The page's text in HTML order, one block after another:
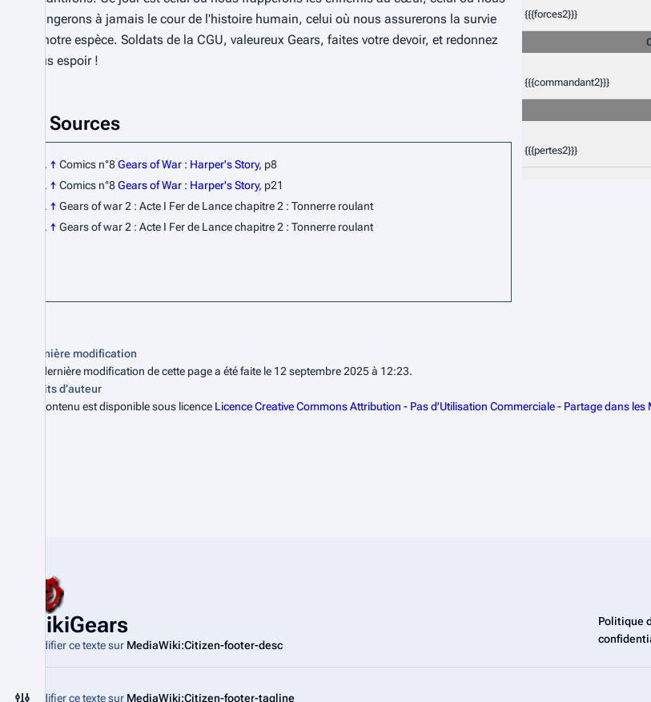
{{{forces2}}}
{{{commandant2}}}
{{{pertes2}}}
changerons à jamais le cour de l'histoire humain, celui où nous assurerons la survie
de notre espèce. Soldats de la CGU, valeureux Gears, faites votre devoir, et redonnez
nous espoir !
Sources
↑ Comics n°8Gears of War : Harper's Story, p8
↑ Comics n°8Gears of War : Harper's Story, p21
↑ Gears of war 2 : Acte I Fer de Lance chapitre 2 : Tonnerre roulant
↑ Gears of war 2 : Acte I Fer de Lance chapitre 2 : Tonnerre roulant
Dernière modification
La dernière modification de cette page a été faite le 12 septembre 2025 à 12:23.
Droits d’auteur
Le contenu est disponible sous licence Licence Creative Commons Attribution - Pas d'Utilisation Commerciale - Partage dans
WikiGears
Modifier ce texte sur MediaWiki:Citizen-footer-desc
Politique
Modifier ce texte sur MediaWiki:Citizen-footer-tagline